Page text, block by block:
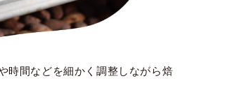
時間などを細かく調整しながら焙